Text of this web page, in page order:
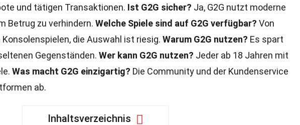
und tätigen Transaktionen. Ist G2G sicher? Ja, G2G nutzt moderne
Betrug zu verhindern. Welche Spiele sind auf G2G verfügbar? Von
Konsolenspielen, die Auswahl ist riesig. Warum G2G nutzen? Es spart
Gegenständen. Wer kann G2G nutzen? Jeder ab 18 Jahren mit
Was macht G2G einzigartig? Die Community und der Kundenservice
ab.
Inhaltsverzeichnis